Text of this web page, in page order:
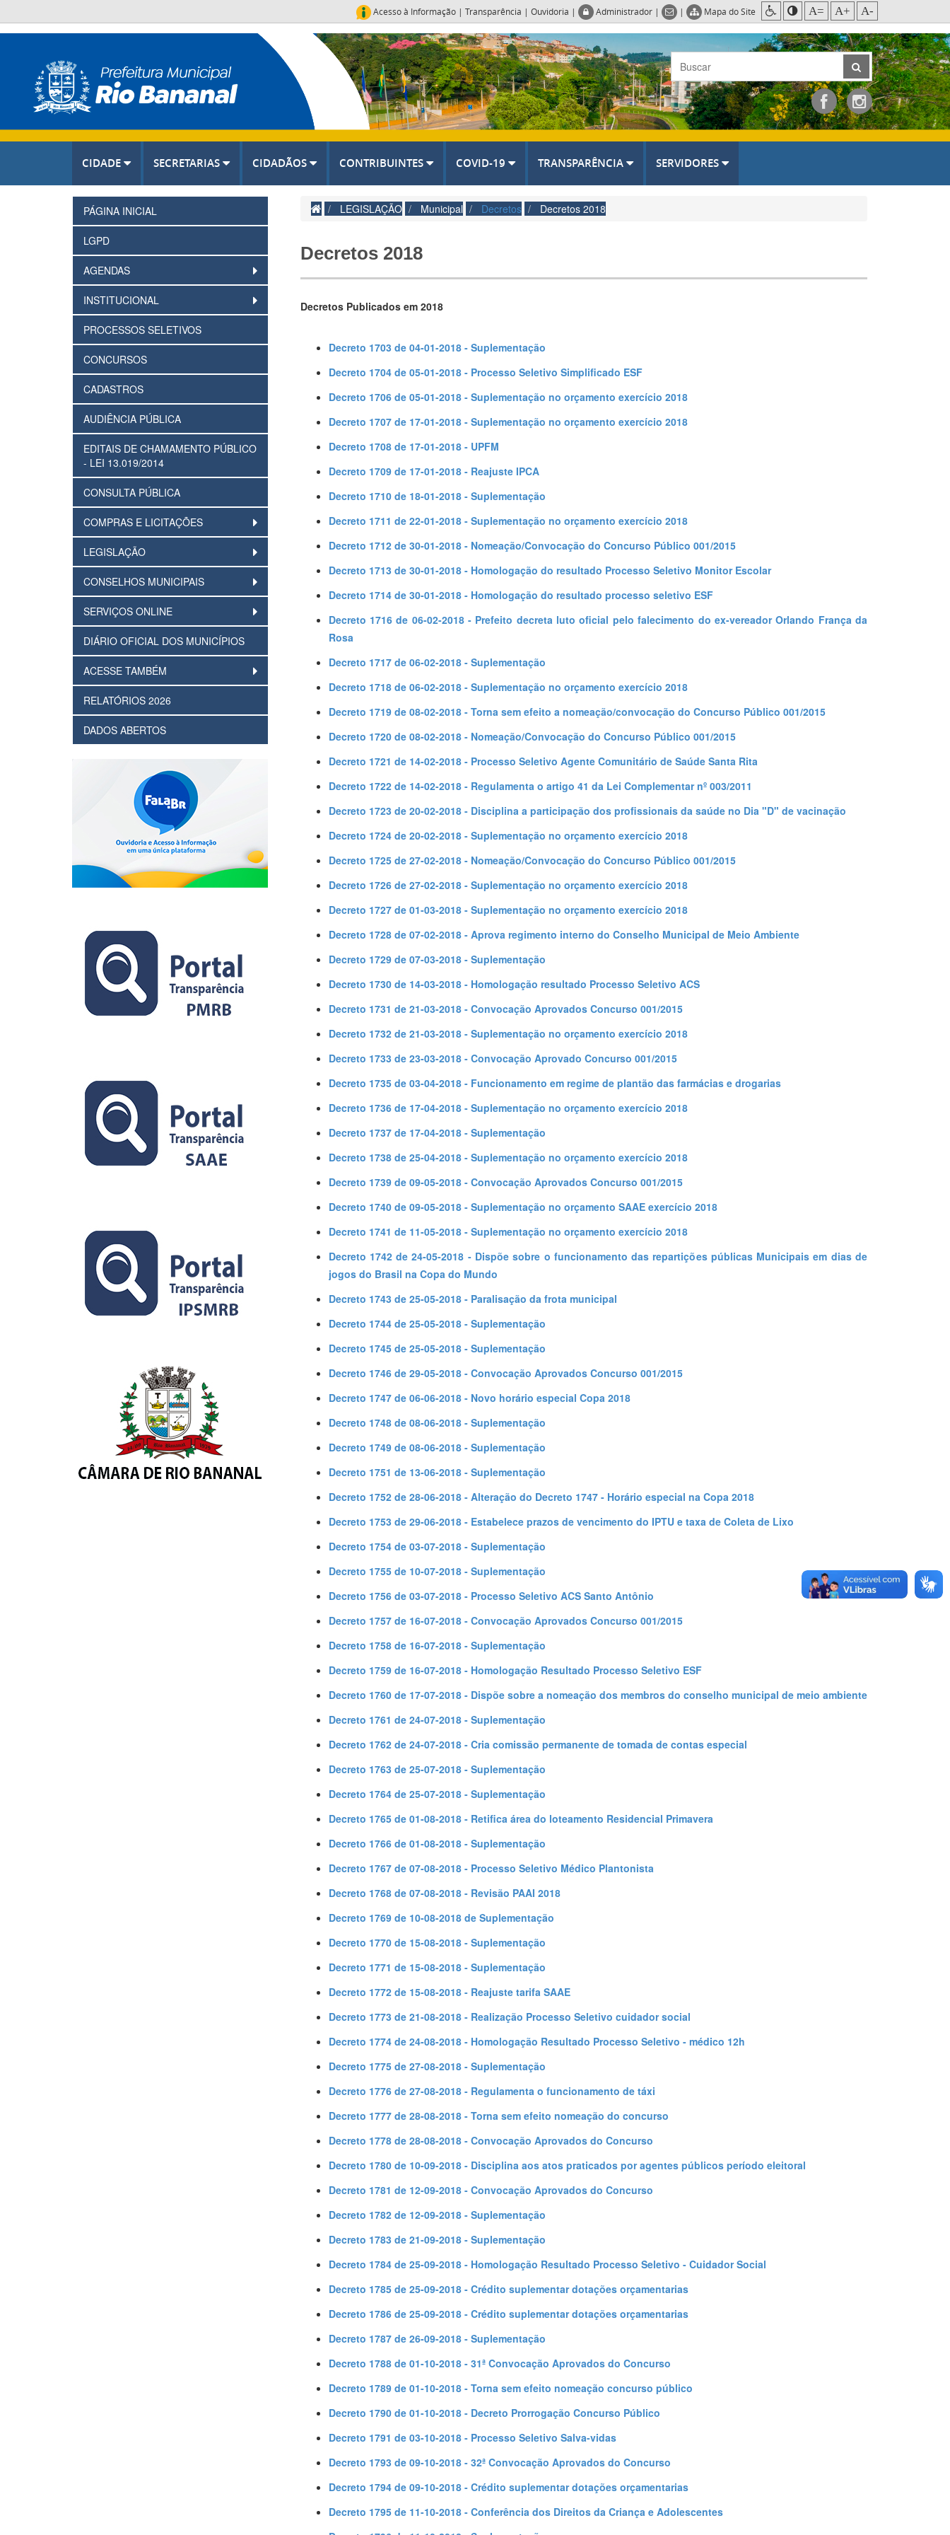
Acesso à Informação | Transparência | Ouvidoria | Administrador | | Mapa do Site A= A+ A-
CIDADE SECRETARIAS CIDADÃOS CONTRIBUINTES COVID-19 TRANSPARÊNCIA SERVIDORES
PÁGINA INICIAL
LGPD
AGENDAS
INSTITUCIONAL
PROCESSOS SELETIVOS
CONCURSOS
CADASTROS
AUDIÊNCIA PÚBLICA
EDITAIS DE CHAMAMENTO PÚBLICO
- LEI 13.019/2014
CONSULTA PÚBLICA
COMPRAS E LICITAÇÕES
LEGISLAÇÃO
CONSELHOS MUNICIPAIS
SERVIÇOS ONLINE
DIÁRIO OFICIAL DOS MUNICÍPIOS
ACESSE TAMBÉM
RELATÓRIOS 2026
DADOS ABERTOS
LEGISLAÇÃO Municipal Decretos Decretos 2018
Decretos 2018
Decretos Publicados em 2018
Decreto 1703 de 04-01-2018 - Suplementação
Decreto 1704 de 05-01-2018 - Processo Seletivo Simplificado ESF
Decreto 1706 de 05-01-2018 - Suplementação no orçamento exercício 2018
Decreto 1707 de 17-01-2018 - Suplementação no orçamento exercício 2018
Decreto 1708 de 17-01-2018 - UPFM
Decreto 1709 de 17-01-2018 - Reajuste IPCA
Decreto 1710 de 18-01-2018 - Suplementação
Decreto 1711 de 22-01-2018 - Suplementação no orçamento exercício 2018
Decreto 1712 de 30-01-2018 - Nomeação/Convocação do Concurso Público 001/2015
Decreto 1713 de 30-01-2018 - Homologação do resultado Processo Seletivo Monitor Escolar
Decreto 1714 de 30-01-2018 - Homologação do resultado processo seletivo ESF
Decreto 1716 de 06-02-2018 - Prefeito decreta luto oficial pelo falecimento do ex-vereador Orlando França da
Rosa
Decreto 1717 de 06-02-2018 - Suplementação
Decreto 1718 de 06-02-2018 - Suplementação no orçamento exercício 2018
Decreto 1719 de 08-02-2018 - Torna sem efeito a nomeação/convocação do Concurso Público 001/2015
Decreto 1720 de 08-02-2018 - Nomeação/Convocação do Concurso Público 001/2015
Decreto 1721 de 14-02-2018 - Processo Seletivo Agente Comunitário de Saúde Santa Rita
Decreto 1722 de 14-02-2018 - Regulamenta o artigo 41 da Lei Complementar nº 003/2011
Decreto 1723 de 20-02-2018 - Disciplina a participação dos profissionais da saúde no Dia "D" de vacinação
Decreto 1724 de 20-02-2018 - Suplementação no orçamento exercício 2018
Decreto 1725 de 27-02-2018 - Nomeação/Convocação do Concurso Público 001/2015
Decreto 1726 de 27-02-2018 - Suplementação no orçamento exercício 2018
Decreto 1727 de 01-03-2018 - Suplementação no orçamento exercício 2018
Decreto 1728 de 07-02-2018 - Aprova regimento interno do Conselho Municipal de Meio Ambiente
Decreto 1729 de 07-03-2018 - Suplementação
Decreto 1730 de 14-03-2018 - Homologação resultado Processo Seletivo ACS
Decreto 1731 de 21-03-2018 - Convocação Aprovados Concurso 001/2015
Decreto 1732 de 21-03-2018 - Suplementação no orçamento exercício 2018
Decreto 1733 de 23-03-2018 - Convocação Aprovado Concurso 001/2015
Decreto 1735 de 03-04-2018 - Funcionamento em regime de plantão das farmácias e drogarias
Decreto 1736 de 17-04-2018 - Suplementação no orçamento exercício 2018
Decreto 1737 de 17-04-2018 - Suplementação
Decreto 1738 de 25-04-2018 - Suplementação no orçamento exercício 2018
Decreto 1739 de 09-05-2018 - Convocação Aprovados Concurso 001/2015
Decreto 1740 de 09-05-2018 - Suplementação no orçamento SAAE exercício 2018
Decreto 1741 de 11-05-2018 - Suplementação no orçamento exercício 2018
Decreto 1742 de 24-05-2018 - Dispõe sobre o funcionamento das repartições públicas Municipais em dias de
jogos do Brasil na Copa do Mundo
Decreto 1743 de 25-05-2018 - Paralisação da frota municipal
Decreto 1744 de 25-05-2018 - Suplementação
Decreto 1745 de 25-05-2018 - Suplementação
Decreto 1746 de 29-05-2018 - Convocação Aprovados Concurso 001/2015
Decreto 1747 de 06-06-2018 - Novo horário especial Copa 2018
Decreto 1748 de 08-06-2018 - Suplementação
Decreto 1749 de 08-06-2018 - Suplementação
Decreto 1751 de 13-06-2018 - Suplementação
Decreto 1752 de 28-06-2018 - Alteração do Decreto 1747 - Horário especial na Copa 2018
Decreto 1753 de 29-06-2018 - Estabelece prazos de vencimento do IPTU e taxa de Coleta de Lixo
Decreto 1754 de 03-07-2018 - Suplementação
Decreto 1755 de 10-07-2018 - Suplementação
Decreto 1756 de 03-07-2018 - Processo Seletivo ACS Santo Antônio
Decreto 1757 de 16-07-2018 - Convocação Aprovados Concurso 001/2015
Decreto 1758 de 16-07-2018 - Suplementação
Decreto 1759 de 16-07-2018 - Homologação Resultado Processo Seletivo ESF
Decreto 1760 de 17-07-2018 - Dispõe sobre a nomeação dos membros do conselho municipal de meio ambiente
Decreto 1761 de 24-07-2018 - Suplementação
Decreto 1762 de 24-07-2018 - Cria comissão permanente de tomada de contas especial
Decreto 1763 de 25-07-2018 - Suplementação
Decreto 1764 de 25-07-2018 - Suplementação
Decreto 1765 de 01-08-2018 - Retifica área do loteamento Residencial Primavera
Decreto 1766 de 01-08-2018 - Suplementação
Decreto 1767 de 07-08-2018 - Processo Seletivo Médico Plantonista
Decreto 1768 de 07-08-2018 - Revisão PAAI 2018
Decreto 1769 de 10-08-2018 de Suplementação
Decreto 1770 de 15-08-2018 - Suplementação
Decreto 1771 de 15-08-2018 - Suplementação
Decreto 1772 de 15-08-2018 - Reajuste tarifa SAAE
Decreto 1773 de 21-08-2018 - Realização Processo Seletivo cuidador social
Decreto 1774 de 24-08-2018 - Homologação Resultado Processo Seletivo - médico 12h
Decreto 1775 de 27-08-2018 - Suplementação
Decreto 1776 de 27-08-2018 - Regulamenta o funcionamento de táxi
Decreto 1777 de 28-08-2018 - Torna sem efeito nomeação do concurso
Decreto 1778 de 28-08-2018 - Convocação Aprovados do Concurso
Decreto 1780 de 10-09-2018 - Disciplina aos atos praticados por agentes públicos período eleitoral
Decreto 1781 de 12-09-2018 - Convocação Aprovados do Concurso
Decreto 1782 de 12-09-2018 - Suplementação
Decreto 1783 de 21-09-2018 - Suplementação
Decreto 1784 de 25-09-2018 - Homologação Resultado Processo Seletivo - Cuidador Social
Decreto 1785 de 25-09-2018 - Crédito suplementar dotações orçamentarias
Decreto 1786 de 25-09-2018 - Crédito suplementar dotações orçamentarias
Decreto 1787 de 26-09-2018 - Suplementação
Decreto 1788 de 01-10-2018 - 31ª Convocação Aprovados do Concurso
Decreto 1789 de 01-10-2018 - Torna sem efeito nomeação concurso público
Decreto 1790 de 01-10-2018 - Decreto Prorrogação Concurso Público
Decreto 1791 de 03-10-2018 - Processo Seletivo Salva-vidas
Decreto 1793 de 09-10-2018 - 32ª Convocação Aprovados do Concurso
Decreto 1794 de 09-10-2018 - Crédito suplementar dotações orçamentarias
Decreto 1795 de 11-10-2018 - Conferência dos Direitos da Criança e Adolescentes